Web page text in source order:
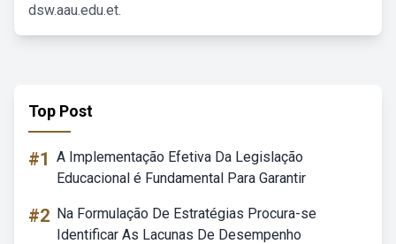
dsw.aau.edu.et.
Top Post
#1 A Implementação Efetiva Da Legislação
Educacional é Fundamental Para Garantir
#2 Na Formulação De Estratégias Procura-se
Identificar As Lacunas De Desempenho